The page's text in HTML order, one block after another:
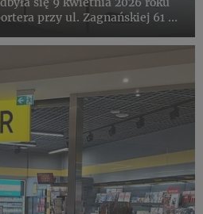
przy ul. Zagnańskiej 61 w
i Krwiolecznictwa